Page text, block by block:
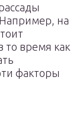
на
то время как
факторы